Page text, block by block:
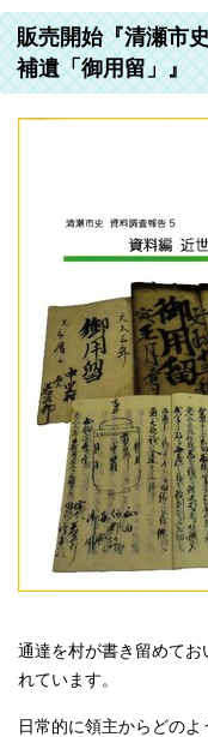
販売開始『清瀬
補遺「御用留」』
通達を村が書き留めてお
れています。
日常的に領主からどの